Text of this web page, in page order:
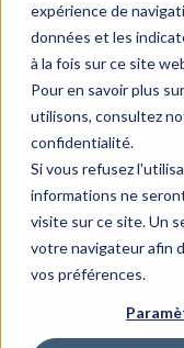
expérience de
données et les
à la fois sur ce site
Pour en savoir plus
utilisons, consultez
confidentialité.
Si vous refusez
informations ne
visite sur ce site. Un
votre navigateur afin
vos préférences.
Voyage
Tour-